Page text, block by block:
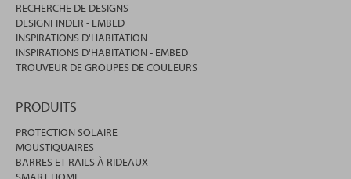
RECHERCHE DE DESIGNS
DESIGNFINDER - EMBED
INSPIRATIONS D'HABITATION
INSPIRATIONS D'HABITATION - EMBED
TROUVEUR DE GROUPES DE COULEURS
PRODUITS
PROTECTION SOLAIRE
MOUSTIQUAIRES
BARRES ET RAILS À RIDEAUX